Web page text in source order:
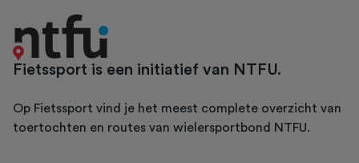
Fietssport is een initiatief van NTFU.
Op Fietssport vind je het meest complete overzicht van
toertochten en routes van wielersportbond NTFU.